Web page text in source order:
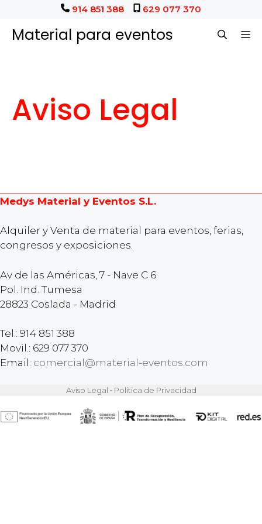
contenido
914 851 388 629 077 370
Material para eventos
Aviso Legal
Medys Material y Eventos S.L.
Alquiler y Venta de material para eventos, ferias,
congresos y exposiciones.
Av de las Américas, 7 - Nave C 6
Pol. Ind. Tumesa
28823 Coslada - Madrid
Tel.: 914 851 388
Movil.: 629 077 370
Email: comercial@material-eventos.com
Aviso Legal • Política de Privacidad